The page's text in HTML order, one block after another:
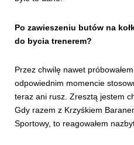
Po zawieszeniu butów na
do bycia trenerem?
Przez chwilę nawet
odpowiednim momencie
teraz ani rusz. Zresztą jestem
Gdy razem z Krzyśkiem
Sportowy, to reagowałem